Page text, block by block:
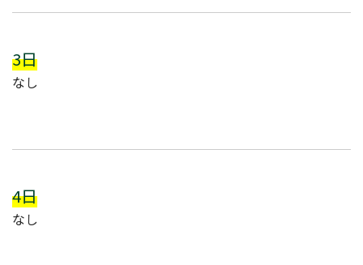
3日
なし
4日
なし